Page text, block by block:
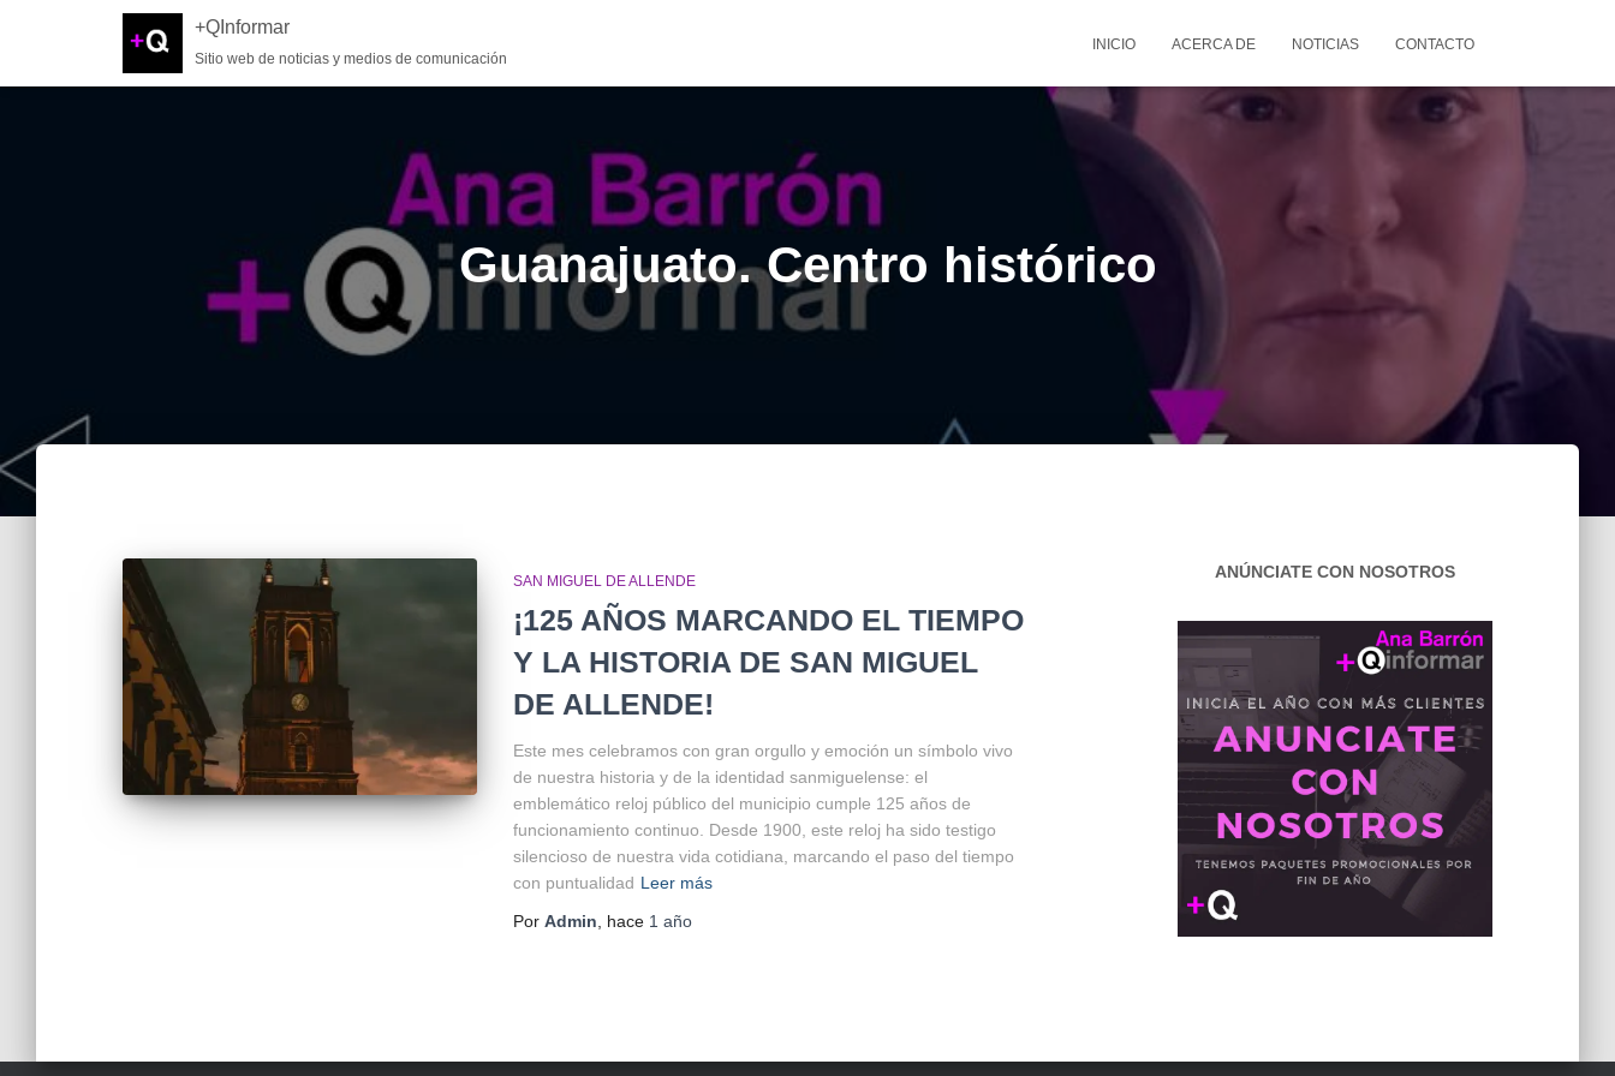
+QInformar
Sitio web de noticias y medios de comunicación
INICIO ACERCA DE NOTICIAS CONTACTO
Guanajuato. Centro histórico
SAN MIGUEL DE ALLENDE
¡125 AÑOS MARCANDO EL TIEMPO
Y LA HISTORIA DE SAN MIGUEL
DE ALLENDE!
Este mes celebramos con gran orgullo y emoción un símbolo vivo
de nuestra historia y de la identidad sanmiguelense: el
emblemático reloj público del municipio cumple 125 años de
funcionamiento continuo. Desde 1900, este reloj ha sido testigo
silencioso de nuestra vida cotidiana, marcando el paso del tiempo
con puntualidad Leer más
Por Admin , hace 1 año
ANÚNCIATE CON NOSOTROS